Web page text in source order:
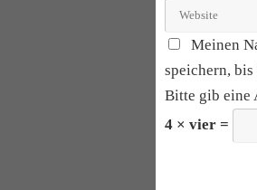
Meinen
speichern,
Bitte gib eine
4 × vier =